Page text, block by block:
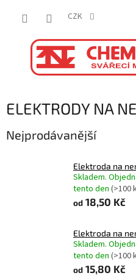
CZK
ELEKTRODY NA
Nejprodávanější
Elektroda na
Skladem.
tento den (>100
od 18,50 Kč
Elektroda na
Skladem.
tento den (>100
od 15,80 Kč